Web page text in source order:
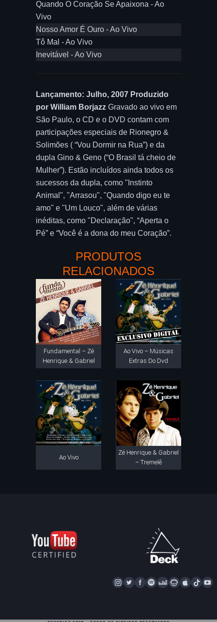
Quando O Coração Se Apaixona - Ao
Vivo
Nosso Amor É Ouro - Ao Vivo
Tô Mal - Ao Vivo
Inevitável - Ao Vivo
Lançamento: Julho, 2007 Produzido
por William Borjazz Gravado ao vivo em
São Paulo, o CD e o DVD contam com
participações especiais de Rionegro &
Solimões ( “Vou Dormir na Rua”) e da
dupla Gino & Geno (“O Brasil tá cheio de
Mulher”). Estão incluídos ainda todos os
sucessos da dupla, como "Instinto
Animal", "Arrasou", "Quando digo eu te
amo" e "Um Louco", além de várias
inéditas, como "Declaração", “Aperta o
Pé” e “Você é a dona do meu Coração”.
PRODUTOS
RELACIONADOS
Fundamental – Zé
Henrique & Gabriel
Ao Vivo – Músicas
Extras Do Dvd
Ao Vivo
Zé Henrique & Gabriel
– Tremelê
N
T
W
F
A
S
P
D
E
N
A
A
P
T